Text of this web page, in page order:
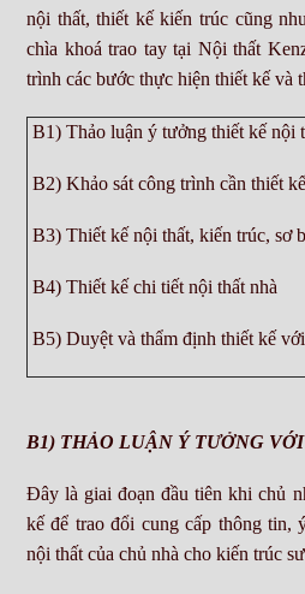
nội thất, thiết kế kiến trúc cũng
chìa khoá trao tay tại Nội thất
trình các bước thực hiện thiết kế và
B1) Thảo luận ý tưởng thiết kế nội
B2) Khảo sát công trình cần thiết
B3) Thiết kế nội thất, kiến trúc, sơ
B4) Thiết kế chi tiết nội thất nhà
B5) Duyệt và thẩm định thiết kế
B1) THẢO LUẬN Ý TƯỞNG
Đây là giai đoạn đầu tiên khi chủ
kế để trao đổi cung cấp thông tin,
nội thất của chủ nhà cho kiến trúc